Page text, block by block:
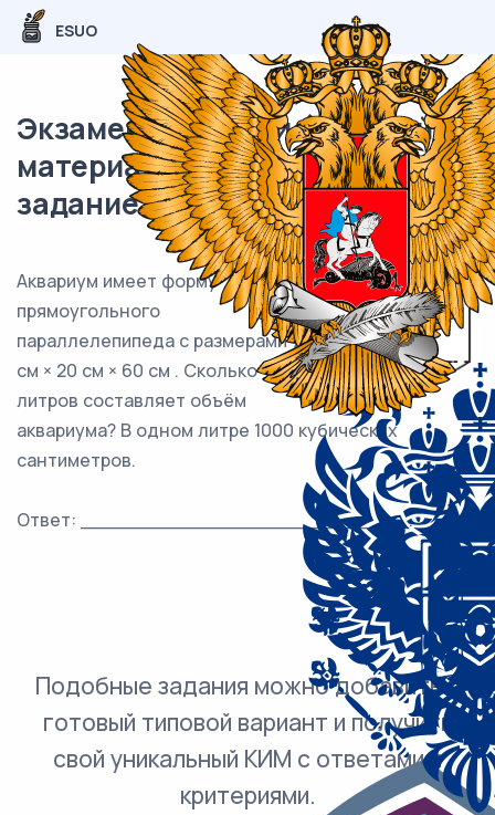
ESUO
Экзаменационный (типовой)
материал ЕГЭ / База / 11
задание / 111
Аквариум имеет форму
прямоугольного
параллелепипеда с размерами 70
см × 20 см × 60 см . Сколько
литров составляет объём
аквариума? В одном литре 1000 кубических
сантиметров.
Ответ: ___________________________.
Подобные задания можно добавить в
готовый типовой вариант и получить
свой уникальный КИМ с ответами и
критериями.